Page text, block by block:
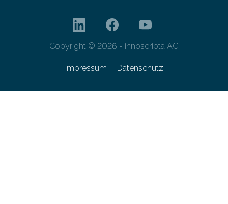
Copyright © 2026 - innoscripta AG
Impressum Datenschutz